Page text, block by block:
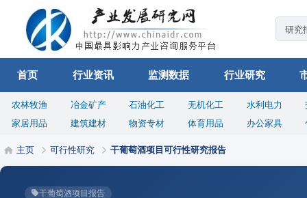
首页 行业资讯 监测数据 行业研究
农林牧渔 冶金矿产 石油化工 无机化工 水利电力
家居用品
建筑建材 物资专材 体育用品 办公家具
主页 可行性研究 干葡萄酒项目可行性研究报告
干葡萄酒项目报告